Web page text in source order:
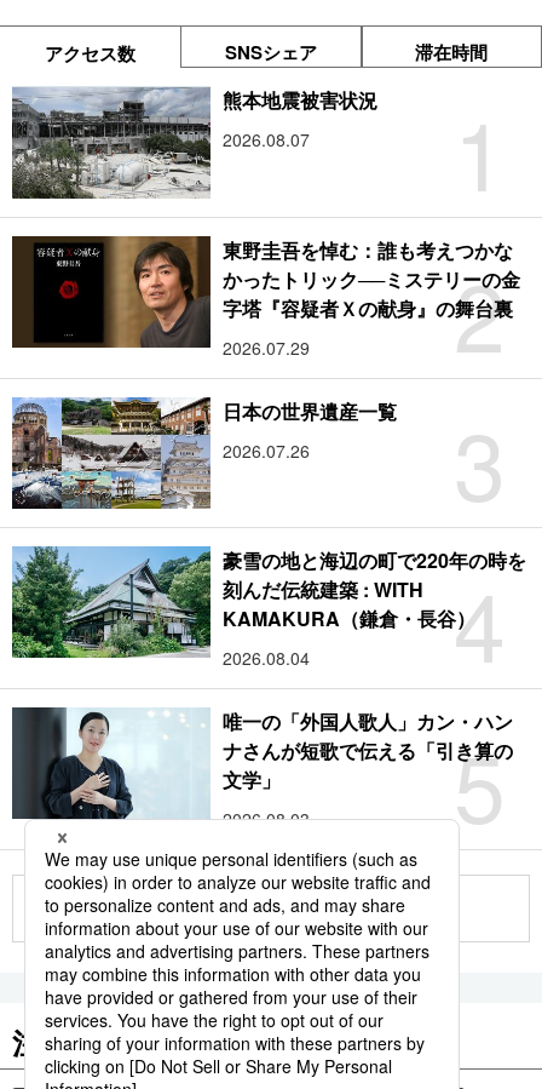
アクセス数 SNSシェア 滞在時間
1
熊本地震被害状況
2026.08.07
2
東野圭吾を悼む：誰も考えつかな
かったトリック──ミステリーの金
字塔『容疑者Ｘの献身』の舞台裏
2026.07.29
3
日本の世界遺産一覧
2026.07.26
4
豪雪の地と海辺の町で220年の時を
刻んだ伝統建築 : WITH
KAMAKURA（鎌倉・長谷）
2026.08.04
5
唯一の「外国人歌人」カン・ハン
ナさんが短歌で伝える「引き算の
文学」
2026.08.03
もっと見る
注目のキーワード